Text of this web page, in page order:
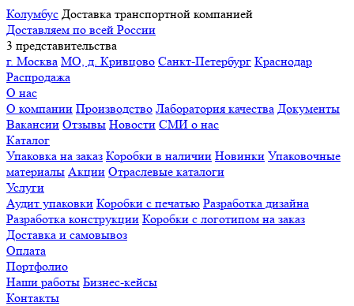
Колумбус Доставка транспортной компанией
Доставляем по всей России
3 представительства
г. Москва МО, д. Кривцово Санкт-Петербург Краснодар
Распродажа
О нас
О компании Производство Лаборатория качества Документы
Вакансии Отзывы Новости СМИ о нас
Каталог
Упаковка на заказ Коробки в наличии Новинки Упаковочные
материалы Акции Отраслевые каталоги
Услуги
Аудит упаковки Коробки с печатью Разработка дизайна
Разработка конструкции Коробки с логотипом на заказ
Доставка и самовывоз
Оплата
Портфолио
Наши работы Бизнес-кейсы
Контакты